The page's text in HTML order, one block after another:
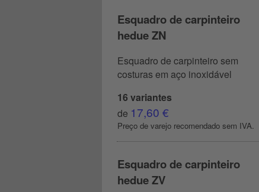
Esquadro de carpinteiro
hedue ZN
Esquadro de carpinteiro sem
costuras em aço inoxidável
16 variantes
de 17,60 €
Preço de varejo recomendado sem IVA.
Esquadro de carpinteiro
hedue ZV